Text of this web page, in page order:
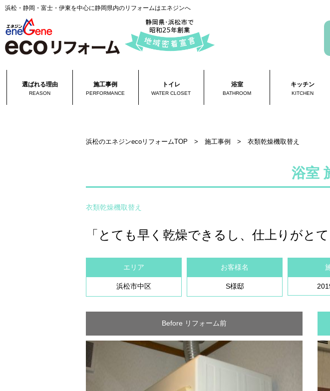
浜松・静岡・富士・伊東を中心に静岡県内のリフォームはエネジンへ
選ばれる理由
REASON
施工事例
PERFORMANCE
トイレ
WATER CLOSET
浴室
BATHROOM
キッチン
KITCHEN
浜松のエネジンecoリフォームTOP > 施工事例 > 衣類乾燥機取替え
浴室
衣類乾燥機取替え
「とても早く乾燥できるし、仕上りがと
エリア
浜松市中区
お客様名
S様邸
Before リフォーム前